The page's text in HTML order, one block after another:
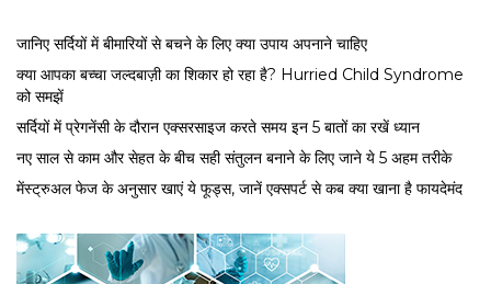
जानिए सर्दियों में बीमारियों से बचने के लिए क्या उपाय अपनाने चाहिए
क्या आपका बच्चा जल्दबाज़ी का शिकार हो रहा है? Hurried Child Syndrome
को समझें
सर्द‍ियों में प्रेगनेंसी के दौरान एक्सरसाइज करते समय इन 5 बातों का रखें ध्यान
नए साल से काम और सेहत के बीच सही संतुलन बनाने के लिए जाने ये 5 अहम तरीके
मेंस्ट्रुअल फेज के अनुसार खाएं ये फूड्स, जानें एक्सपर्ट से कब क्या खाना है फायदेमंद